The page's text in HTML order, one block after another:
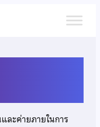
ละค่ายภายในการ